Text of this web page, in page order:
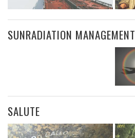
SUNRADIATION MANAGEMENT
SALUTE